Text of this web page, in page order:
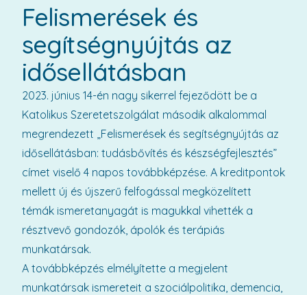
Felismerések és
segítségnyújtás az
idősellátásban
2023. június 14-én nagy sikerrel fejeződött be a
Katolikus Szeretetszolgálat második alkalommal
megrendezett „Felismerések és segítségnyújtás az
idősellátásban: tudásbővítés és készségfejlesztés”
címet viselő 4 napos továbbképzése. A kreditpontok
mellett új és újszerű felfogással megközelített
témák ismeretanyagát is magukkal vihették a
résztvevő gondozók, ápolók és terápiás
munkatársak.
A továbbképzés elmélyítette a megjelent
munkatársak ismereteit a szociálpolitika, demencia,